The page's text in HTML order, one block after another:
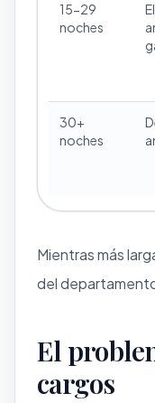
15-29
noches
30+
noches
Mientras más
del
El
cargos